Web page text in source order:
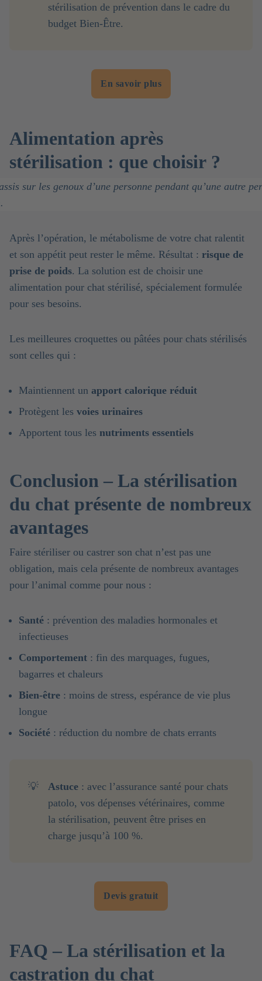
stérilisation de prévention dans le cadre du
budget Bien-Être.
En savoir plus
Alimentation après
stérilisation : que choisir ?
Après l’opération, le métabolisme de votre chat ralentit
et son appétit peut rester le même. Résultat : risque de
prise de poids. La solution est de choisir une
alimentation pour chat stérilisé, spécialement formulée
pour ses besoins.
Les meilleures croquettes ou pâtées pour chats stérilisés
sont celles qui :
Maintiennent un apport calorique réduit
Protègent les voies urinaires
Apportent tous les nutriments essentiels
Conclusion – La stérilisation
du chat présente de nombreux
avantages
Faire stériliser ou castrer son chat n’est pas une
obligation, mais cela présente de nombreux avantages
pour l’animal comme pour nous :
Santé : prévention des maladies hormonales et
infectieuses
Comportement : fin des marquages, fugues,
bagarres et chaleurs
Bien-être : moins de stress, espérance de vie plus
longue
Société : réduction du nombre de chats errants
💡 Astuce : avec l’assurance santé pour chats
patolo, vos dépenses vétérinaires, comme
la stérilisation, peuvent être prises en
charge jusqu’à 100 %.
Devis gratuit
FAQ – La stérilisation et la
castration du chat